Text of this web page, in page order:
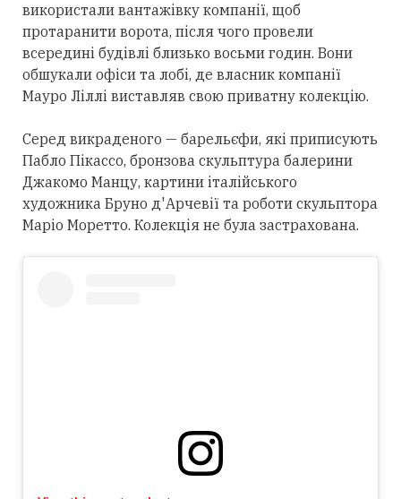
використали вантажівку компанії, щоб
протаранити ворота, після чого провели
всередині будівлі близько восьми годин. Вони
обшукали офіси та лобі, де власник компанії
Мауро Ліллі виставляв свою приватну колекцію.
Серед викраденого — барельєфи, які приписують
Пабло Пікассо, бронзова скульптура балерини
Джакомо Манцу, картини італійського
художника Бруно д'Арчевії та роботи скульптора
Маріо Моретто. Колекція не була застрахована.